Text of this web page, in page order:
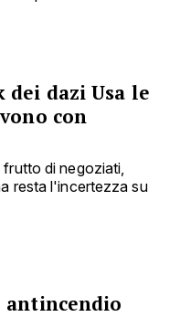
dei dazi Usa le
con
di negoziati,
resta l'incertezza su
antincendio